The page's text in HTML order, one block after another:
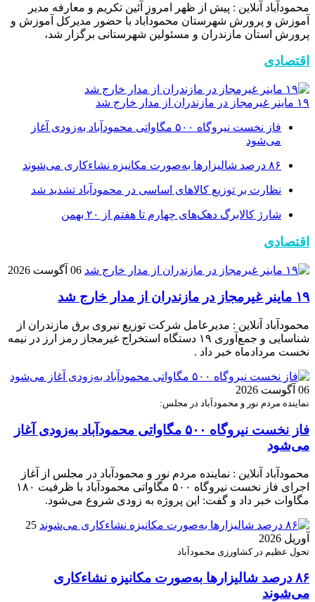
محمودآباد آنلاین : پیش از ظهر امروز آئین تکریم و معارفه مدیر
آموزش و پرورش شهرستان محمودآباد با حضور مدیرکل آموزش و
پرورش استان مازندران و مسئولین شهرستانی برگزار شد،
اقتصادی
۱۹ ماینر غیرمجاز در مازندران از مدار خارج شد
فاز نخست نیروگاه ۵۰۰ مگاواتی محمودآباد به‌زودی آغاز
می‌شود
۸۶ درصد شالیزارها به‌صورت مکانیزه نشاءکاری می‌شوند
نظارت بر توزیع کالا‌های اساسی در محمودآباد تشدید شد
شارژ کالابرگ دهک‌های چهارم تا هفتم از ۲۰ بهمن
اقتصادی
06 آگوست 2026
۱۹ ماینر غیرمجاز در مازندران از مدار خارج شد
محمودآباد آنلاین : مدیرعامل شرکت توزیع نیروی برق مازندران از
شناسایی و جمع‌آوری ۱۹ دستگاه استخراج غیرمجاز رمز ارز در نیمه
نخست مردادماه خبر داد .
06 آگوست 2026
نماینده مردم نور و محمودآباد در مجلس:
فاز نخست نیروگاه ۵۰۰ مگاواتی محمودآباد به‌زودی آغاز
می‌شود
محمودآباد آنلاین : نماینده مردم نور و محمودآباد در مجلس از آغاز
اجرای فاز نخست نیروگاه ۵۰۰ مگاواتی محمودآباد با ظرفیت ۱۸۰
مگاوات خبر داد و گفت: این پروژه به زودی شروع می‌شود.
25
آوریل 2026
تحول عظیم در کشاورزی محمودآباد
۸۶ درصد شالیزارها به‌صورت مکانیزه نشاءکاری
می‌شوند